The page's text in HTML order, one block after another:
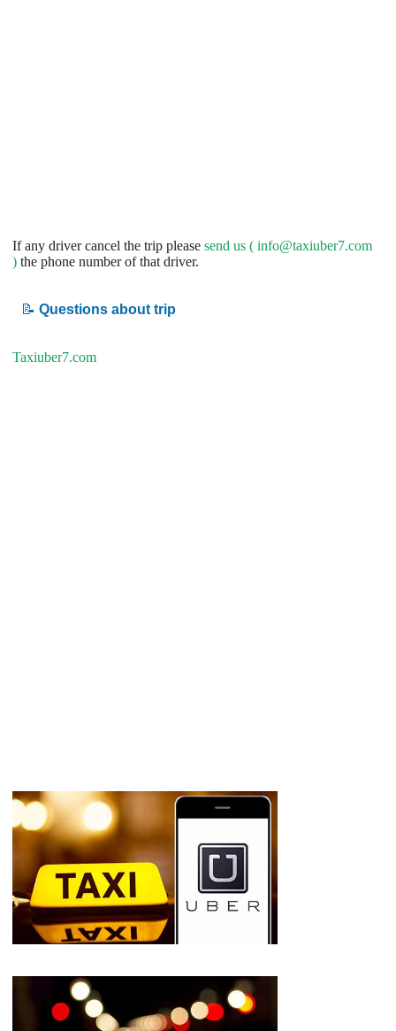
If any driver cancel the trip please send us ( info@taxiuber7.com
) the phone number of that driver.
📝 Questions about trip
Taxiuber7.com